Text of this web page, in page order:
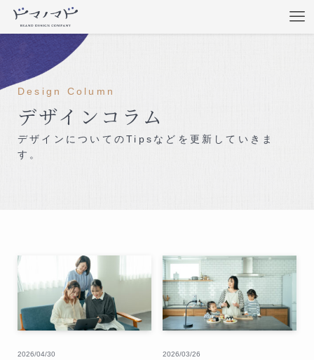
Design Column
デザインコラム
デザインについてのTipsなどを更新していきま
す。
2026/04/30 2026/03/26